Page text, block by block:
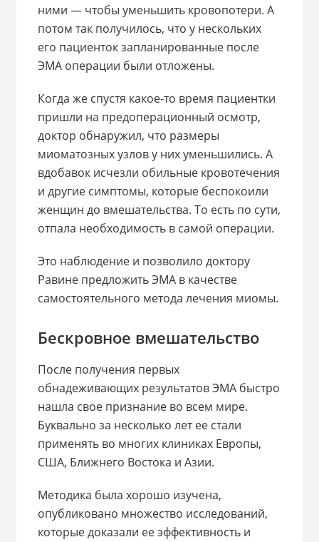
ними — чтобы уменьшить кровопотери. А
потом так получилось, что у нескольких
его пациенток запланированные после
ЭМА операции были отложены.
Когда же спустя какое-то время пациентки
пришли на предоперационный осмотр,
доктор обнаружил, что размеры
миоматозных узлов у них уменьшились. А
вдобавок исчезли обильные кровотечения
и другие симптомы, которые беспокоили
женщин до вмешательства. То есть по сути,
отпала необходимость в самой операции.
Это наблюдение и позволило доктору
Равине предложить ЭМА в качестве
самостоятельного метода лечения миомы.
Бескровное вмешательство
После получения первых
обнадеживающих результатов ЭМА быстро
нашла свое признание во всем мире.
Буквально за несколько лет ее стали
применять во многих клиниках Европы,
США, Ближнего Востока и Азии.
Методика была хорошо изучена,
опубликовано множество исследований,
которые доказали ее эффективность и